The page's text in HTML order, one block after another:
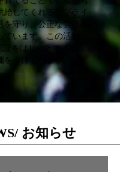
給してくれるサプライ
守り、公正な労働条
ています。この活動
をはじめとする数々
うけています。
お知らせ